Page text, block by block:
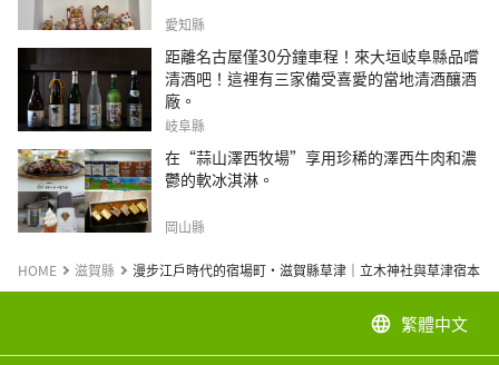
愛知縣
距離名古屋僅30分鐘車程！來大垣岐阜縣品嚐
清酒吧！這裡有三家備受喜愛的當地清酒釀酒
廠。
岐阜縣
在“蒜山澤西牧場”享用珍稀的澤西牛肉和濃
鬱的軟冰淇淋。
岡山縣
HOME 滋賀縣 漫步江戶時代的宿場町・滋賀縣草津｜立木神社與草津宿本陣
language 繁體中文